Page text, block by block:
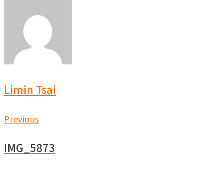
Limin Tsai
文
導
Previous
Previous
IMG_5873